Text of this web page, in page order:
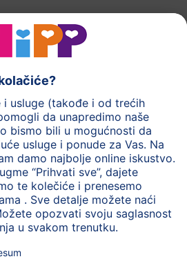
HiPP hrana za bebe
nega HiPP trudnoća
Uslovi korišćenja
O HiPP Kontakt